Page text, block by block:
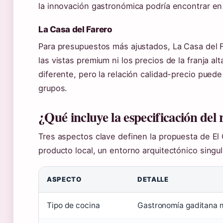
la innovación gastronómica podría encontrar
La Casa del Farero
Para presupuestos más ajustados, La Casa
las vistas premium ni los precios de la franja
diferente, pero la relación calidad-precio
grupos.
¿Qué incluye la especificación del
Tres aspectos clave definen la propuesta de
producto local, un entorno arquitectónico
ASPECTO DETALLE
Tipo de cocina Gastronomía gaditana